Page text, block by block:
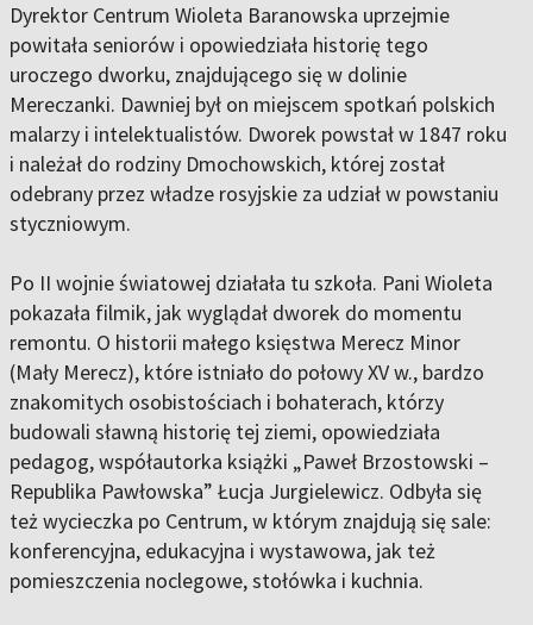
Dyrektor Centrum Wioleta Baranowska uprzejmie
powitała seniorów i opowiedziała historię tego
uroczego dworku, znajdującego się w dolinie
Mereczanki. Dawniej był on miejscem spotkań polskich
malarzy i intelektualistów. Dworek powstał w 1847 roku
i należał do rodziny Dmochowskich, której został
odebrany przez władze rosyjskie za udział w powstaniu
styczniowym.
Po II wojnie światowej działała tu szkoła. Pani Wioleta
pokazała filmik, jak wyglądał dworek do momentu
remontu. O historii małego księstwa Merecz Minor
(Mały Merecz), które istniało do połowy XV w., bardzo
znakomitych osobistościach i bohaterach, którzy
budowali sławną historię tej ziemi, opowiedziała
pedagog, współautorka książki „Paweł Brzostowski –
Republika Pawłowska” Łucja Jurgielewicz. Odbyła się
też wycieczka po Centrum, w którym znajdują się sale:
konferencyjna, edukacyjna i wystawowa, jak też
pomieszczenia noclegowe, stołówka i kuchnia.